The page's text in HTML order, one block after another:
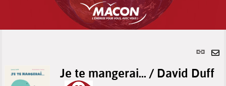
Lien
Je te mangerai... / David Duff